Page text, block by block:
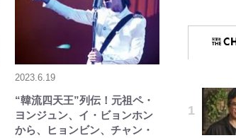
2023.6.19
“韓流四天王”列伝！元祖ペ・
ヨンジュン、イ・ビョンホン
から、ヒョンビン、チャン・